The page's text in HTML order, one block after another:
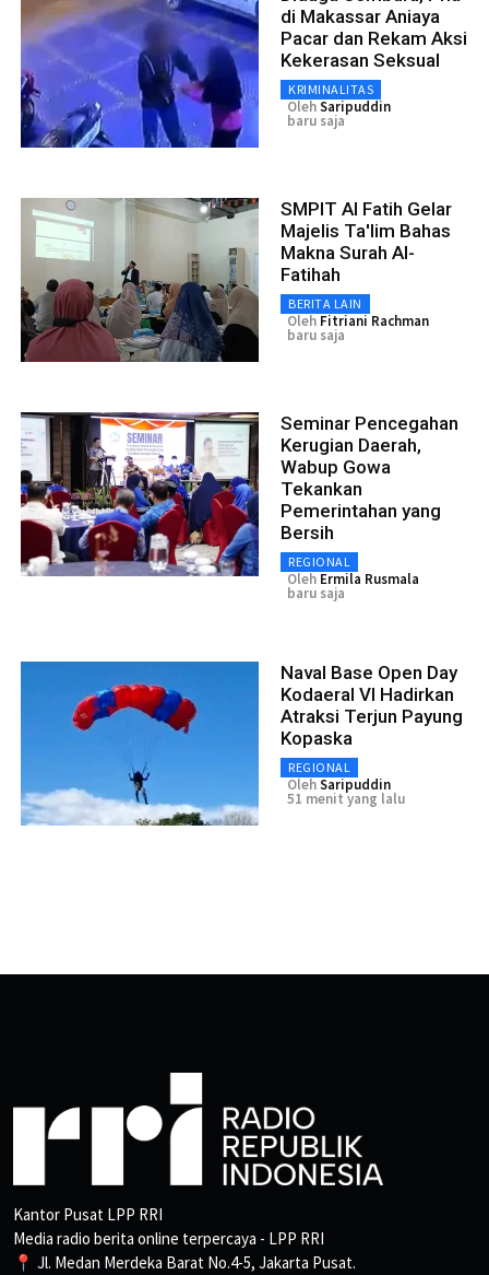
di Makassar Aniaya
Pacar dan Rekam Aksi
Kekerasan Seksual
KRIMINALITAS
OlehSaripuddin
baru saja
SMPIT Al Fatih Gelar
Majelis Ta'lim Bahas
Makna Surah Al-
Fatihah
BERITA LAIN
Oleh Fitriani Rachman
baru saja
Seminar Pencegahan
Kerugian Daerah,
Wabup Gowa
Tekankan
Pemerintahan yang
Bersih
REGIONAL
Oleh Ermila Rusmala
baru saja
Naval Base Open Day
Kodaeral VI Hadirkan
Atraksi Terjun Payung
Kopaska
REGIONAL
OlehSaripuddin
51 menit yang lalu
Kantor Pusat LPP RRI
Media radio berita online terpercaya - LPP RRI
📍 Jl. Medan Merdeka Barat No.4-5, Jakarta Pusat.